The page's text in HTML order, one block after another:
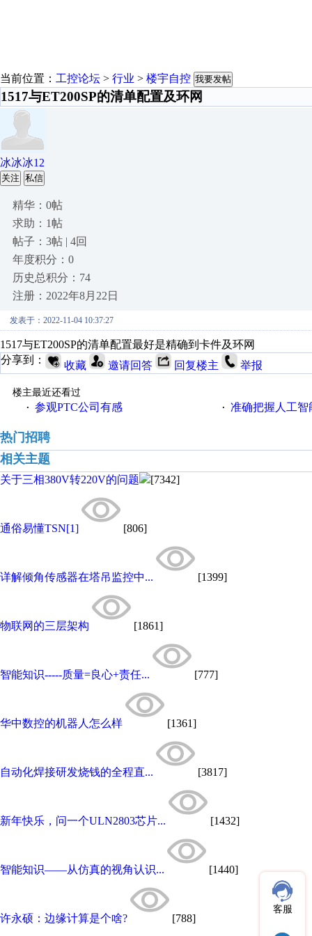
当前位置： 工控论坛 > 行业 > 楼宇自控 我要发帖
1517与ET200SP的清单配置及环网
冰冰冰12
关注 私信
精华：0帖
求助：1帖
帖子：3帖 | 4回
年度积分：0
历史总积分：74
注册：2022年8月22日
发表于：2022-11-04 10:37:27
1517与ET200SP的清单配置最好是精确到卡件及环网
分享到：
收藏 邀请回答 回复楼主 举报
楼主最近还看过
· 参观PTC公司有感 · 准确把握人工
热门招聘
相关主题
关于三相380V转220V的问题 [7342]
通俗易懂TSN[1] [806]
详解倾角传感器在塔吊监控中... [1399]
物联网的三层架构 [1861]
智能知识-----质量=良心+责任... [777]
华中数控的机器人怎么样 [1361]
自动化焊接研发烧钱的全程直... [3817]
新年快乐，问一个ULN2803芯片... [1432]
智能知识——从仿真的视角认识... [1440]
许永硕：边缘计算是个啥? [788]
客服